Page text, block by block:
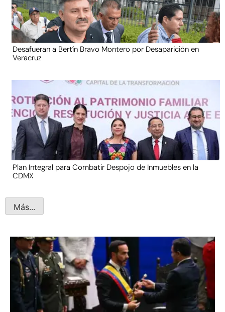
Desafueran a Bertín Bravo Montero por Desaparición en
Veracruz
Plan Integral para Combatir Despojo de Inmuebles en la
CDMX
Más...